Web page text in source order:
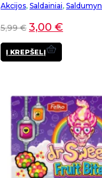
Akcijos, Saldainiai,
5,99€ 3,00 €
Į KREPŠELĮ